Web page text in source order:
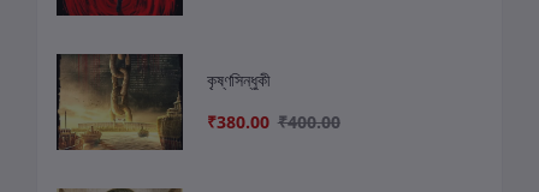
কৃষ্ণসিন্ধুকী
₹380.00 ₹400.00